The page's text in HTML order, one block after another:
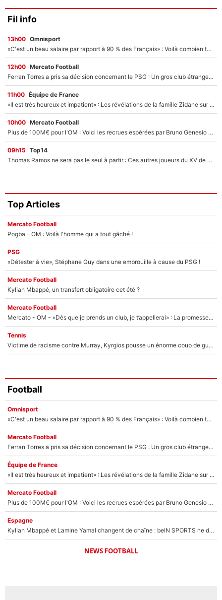
Fil info
13h00 Omnisport
«C'est un beau salaire par rapport à 90 % des Français» : Voilà combien touchait Nelson Monfort sur France Télévisions avant de rejoindre CNews
12h00 Mercato Football
Ferran Torres a pris sa décision concernant le PSG : Un gros club étranger prêt à relancer le feuilleton pour la signature du champion du monde 2026 !
11h00 Équipe de France
«Il est très heureux et impatient» : Les révélations de la famille Zidane sur sa prise de pouvoir en équipe de France !
10h00 Mercato Football
Plus de 100M€ pour l'OM : Voici les recrues espérées par Bruno Genesio et Grégory Lorenzi après l’opération dégraissage
09h15 Top14
Thomas Ramos ne sera pas le seul à partir : Ces autres joueurs du XV de France pourraient aussi quitter le Stade Toulousain, un club de Top 14 est déjà sur les rangs
Top Articles
Mercato Football
Pogba - OM : Voilà l'homme qui a tout gâché !
PSG
«Détester à vie», Stéphane Guy dans une embrouille à cause du PSG !
Mercato Football
Kylian Mbappé, un transfert obligatoire cet été ?
Mercato Football
Mercato - OM - «Dès que je prends un club, je t’appellerai» : La promesse de Marcelino au moment de claquer la porte
Tennis
Victime de racisme contre Murray, Kyrgios pousse un énorme coup de gueule !
Football
Omnisport
«C'est un beau salaire par rapport à 90 % des Français» : Voilà combien touchait Nelson Monfort sur France Télévisions avant de rejoindre CNews
Mercato Football
Ferran Torres a pris sa décision concernant le PSG : Un gros club étranger prêt à relancer le feuilleton pour la signature du champion du monde 2026 !
Équipe de France
«Il est très heureux et impatient» : Les révélations de la famille Zidane sur sa prise de pouvoir en équipe de France !
Mercato Football
Plus de 100M€ pour l'OM : Voici les recrues espérées par Bruno Genesio et Grégory Lorenzi après l’opération dégraissage
Espagne
Kylian Mbappé et Lamine Yamal changent de chaîne : beIN SPORTS ne digère pas cette décision historique et prédit un fiasco pour la Liga
NEWS FOOTBALL